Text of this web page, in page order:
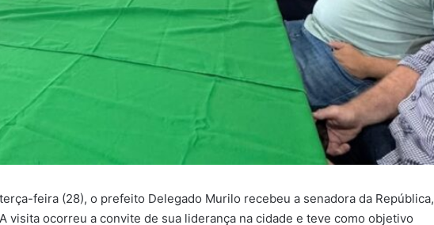
feira (28), o prefeito Delegado Murilo recebeu a senadora da República,
visita ocorreu a convite de sua liderança na cidade e teve como objetivo